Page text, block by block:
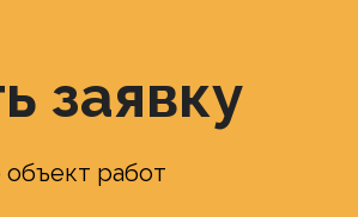
заявку
работ